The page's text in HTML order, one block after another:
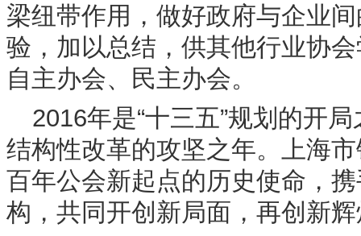
梁纽带作用，做好政府与企业
验，加以总结，供其他行业协
自主办会、民主办会。
2016年是“十三五”规划的开
结构性改革的攻坚之年。上海
百年公会新起点的历史使命，
构，共同开创新局面，再创新